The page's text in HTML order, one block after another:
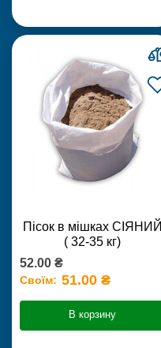
Пісок в мішках СІЯНИЙ
( 32-35 кг)
52.00 ₴
Своїм: 51.00 ₴
В корзину